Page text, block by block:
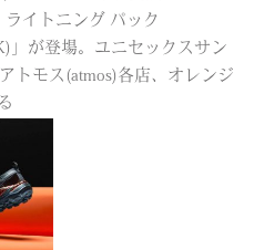
イトニング パック
」が登場。ユニセックスサン
トモス(atmos)各店、オレンジ